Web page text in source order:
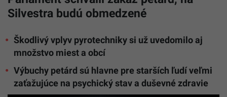
Silvestra budú obmedzené
Škodlivý vplyv pyrotechniky si už uvedomilo aj
množstvo miest a obcí
Výbuchy petárd sú hlavne pre starších ľudí veľmi
zaťažujúce na psychický stav a duševné zdravie